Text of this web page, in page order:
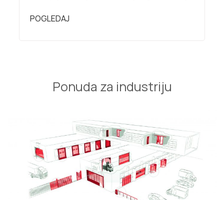
POGLEDAJ
Ponuda za industriju